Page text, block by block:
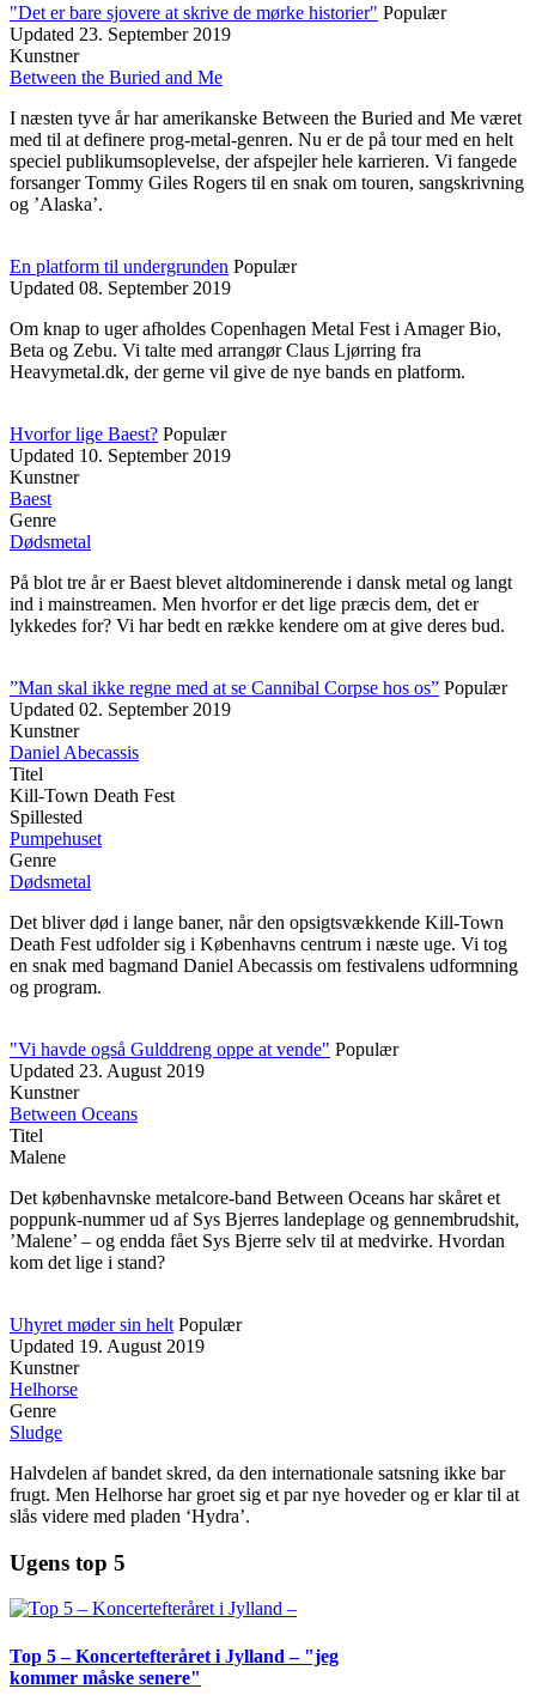
"Det er bare sjovere at skrive de mørke historier" Populær
Updated 23. September 2019
Kunstner
Between the Buried and Me
I næsten tyve år har amerikanske Between the Buried and Me været
med til at definere prog-metal-genren. Nu er de på tour med en helt
speciel publikumsoplevelse, der afspejler hele karrieren. Vi fangede
forsanger Tommy Giles Rogers til en snak om touren, sangskrivning
og ’Alaska’.
En platform til undergrunden Populær
Updated 08. September 2019
Om knap to uger afholdes Copenhagen Metal Fest i Amager Bio,
Beta og Zebu. Vi talte med arrangør Claus Ljørring fra
Heavymetal.dk, der gerne vil give de nye bands en platform.
Hvorfor lige Baest? Populær
Updated 10. September 2019
Kunstner
Baest
Genre
Dødsmetal
På blot tre år er Baest blevet altdominerende i dansk metal og langt
ind i mainstreamen. Men hvorfor er det lige præcis dem, det er
lykkedes for? Vi har bedt en række kendere om at give deres bud.
”Man skal ikke regne med at se Cannibal Corpse hos os” Populær
Updated 02. September 2019
Kunstner
Daniel Abecassis
Titel
Kill-Town Death Fest
Spillested
Pumpehuset
Genre
Dødsmetal
Det bliver død i lange baner, når den opsigtsvækkende Kill-Town
Death Fest udfolder sig i Københavns centrum i næste uge. Vi tog
en snak med bagmand Daniel Abecassis om festivalens udformning
og program.
"Vi havde også Gulddreng oppe at vende" Populær
Updated 23. August 2019
Kunstner
Between Oceans
Titel
Malene
Det københavnske metalcore-band Between Oceans har skåret et
poppunk-nummer ud af Sys Bjerres landeplage og gennembrudshit,
’Malene’ – og endda fået Sys Bjerre selv til at medvirke. Hvordan
kom det lige i stand?
Uhyret møder sin helt Populær
Updated 19. August 2019
Kunstner
Helhorse
Genre
Sludge
Halvdelen af bandet skred, da den internationale satsning ikke bar
frugt. Men Helhorse har groet sig et par nye hoveder og er klar til at
slås videre med pladen ‘Hydra’.
Ugens top 5
Top 5 – Koncertefteråret i Jylland – "jeg
kommer måske senere"